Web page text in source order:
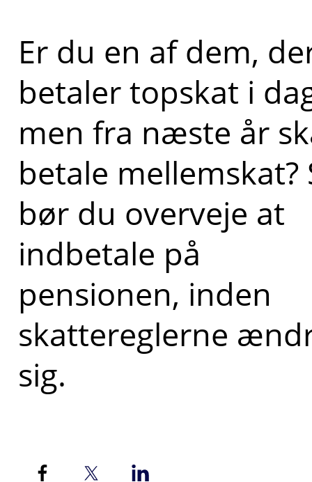
Er du en af dem,
betaler topskat i
men fra næste år
betale mellemskat?
bør du overveje at
indbetale på
pensionen, inden
skattereglerne
sig.